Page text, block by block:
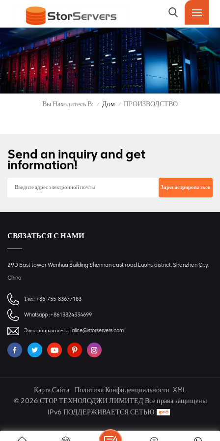
Вы Находитесь В: / Дом / ПРОИЗВОДСТВО
Send an inquiry and get
information!
СВЯЗАТЬСЯ С НАМИ
29D East tower Wenhua Building Shennan east road Luohu district, Shenzhen City,
China
Тел. :+86-755-83677183
Whatsapp :+8613824334699
Электронная почта :alice@storservers.com
Карта Сайта Политика Конфиденциальности XML
© 2026 СТОР ТЕХНОЛОДЖИ ЛИМИТЕД Все права защищены
IPv6 ПОДДЕРЖИВАЕТСЯ СЕТЬЮ